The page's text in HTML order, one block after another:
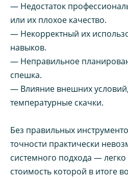
— Недостаток
или их плохое качество.
— Некорректный их
навыков.
— Неправильное
спешка.
— Влияние внешних
температурные скачки.
Без правильных
точности практически
системного подхода —
стоимость которой в итоге